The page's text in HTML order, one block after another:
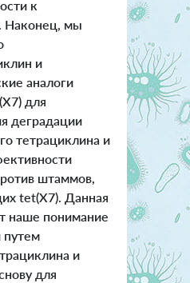
к
Наконец, мы
и
аналоги
для
деградации
тетрациклина и
штаммов,
tet(X7). Данная
наше понимание
путем
и
для